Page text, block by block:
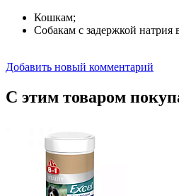
Кошкам;
Собакам с задержкой натрия
Добавить новый комментарий
С этим товаром